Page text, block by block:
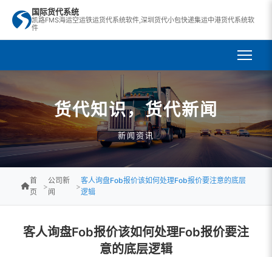
国际货代系统
凯路FMS海运空运铁运货代系统软件,深圳货代小包快递集运中港货代系统软
件
货代知识，货代新闻
新闻资讯
首
页
>
公司新
闻
>
客人询盘Fob报价该如何处理Fob报价要注意的底层
逻辑
客人询盘Fob报价该如何处理Fob报价要注
意的底层逻辑